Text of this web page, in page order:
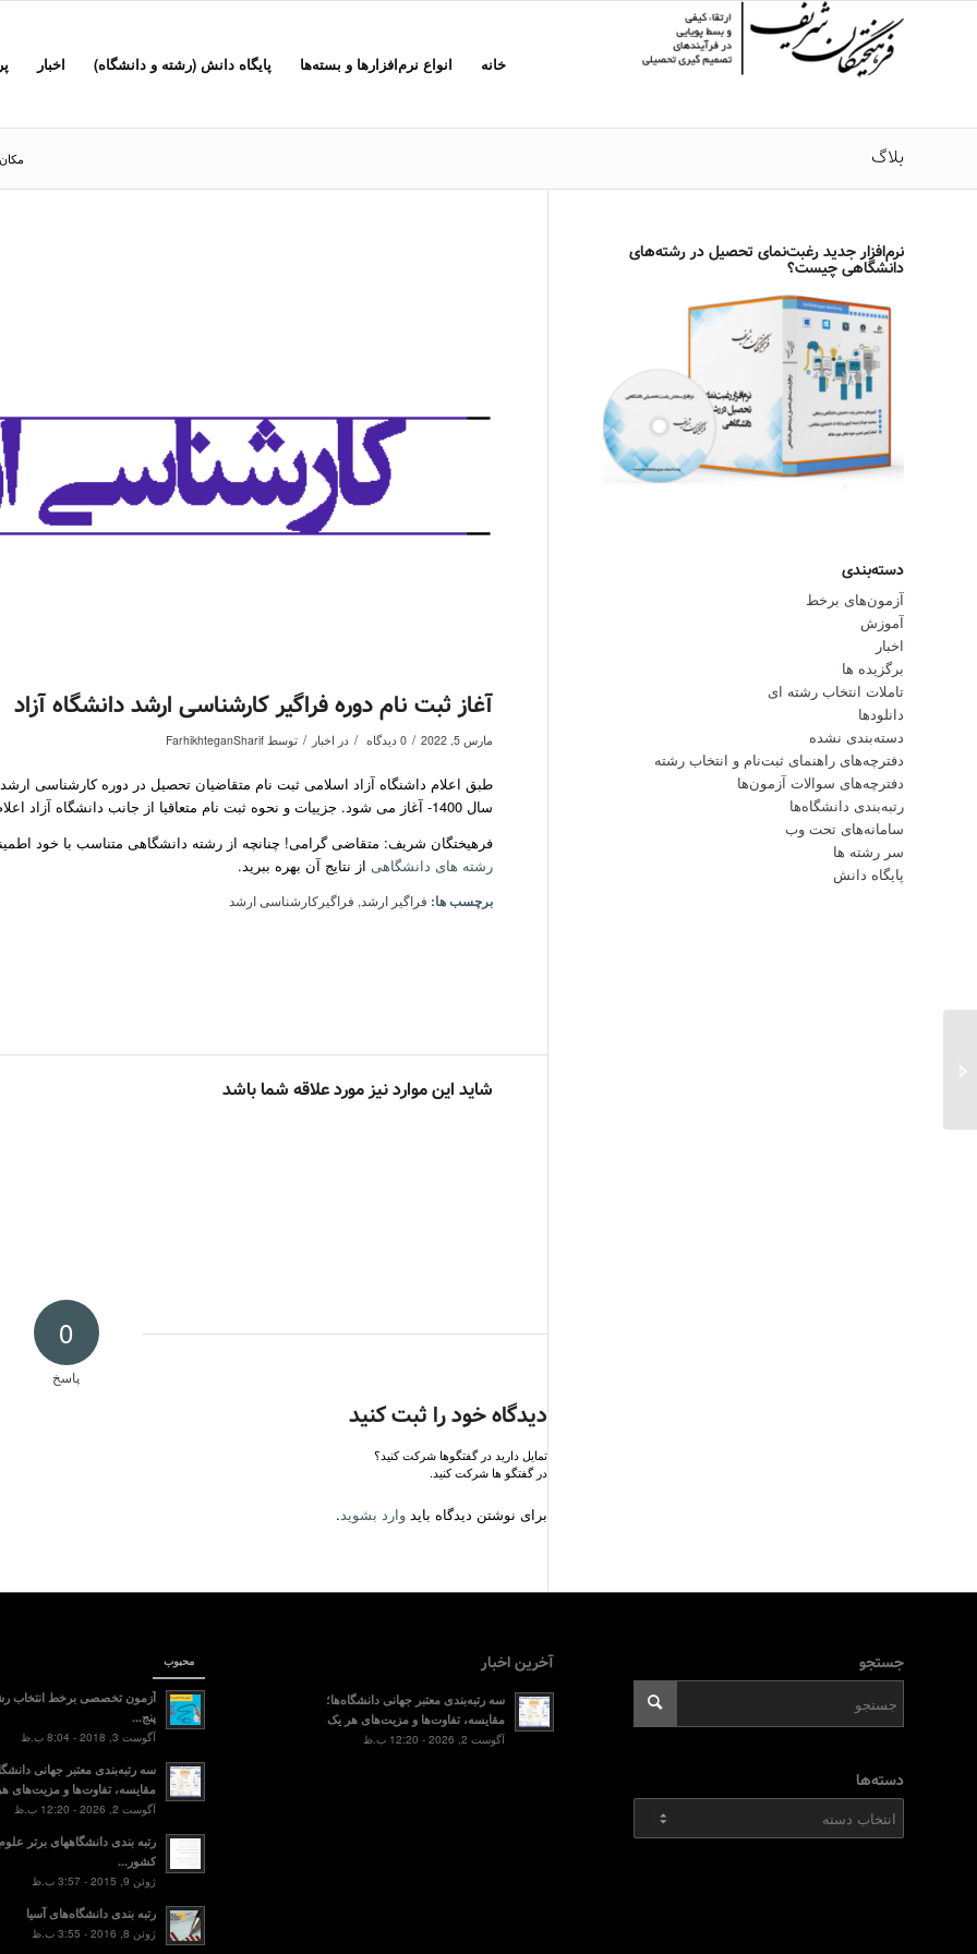
خانه انواع نرم‌افزارها و بسته‌ها پایگاه دانش (رشته و دانشگاه) اخبار
بلاگ
آغاز ثبت نام دوره فراگیر کارشناسی ارشد دانشگاه آزاد
مارس 5, 2022 / 0 دیدگاه / در اخبار / توسط FarhikhteganSharif
طبق اعلام داشنگاه آزاد اسلامی ثبت نام متقاضیان تحصیل در دوره کارشناسی
سال 1400- آغاز می شود. جزییات و نحوه ثبت نام متعاقیا از جانب دانشگاه آزاد اعلام خواهد شد.
فرهیختگان شریف: متقاضی گرامی! چنانچه از رشته دانشگاهی متناسب با خود
رشته های دانشگاهی از نتایج آن بهره ببرید.
برچسب ها: فراگیر ارشد, فراگیرکارشناسی ارشد
شاید این موارد نیز مورد علاقه شما باشد
0
پاسخ
دیدگاه خود را ثبت کنید
تمایل دارید در گفتگوها شرکت کنید؟
در گفتگو ها شرکت کنید.
برای نوشتن دیدگاه باید وارد بشوید.
نرم‌افزار جدید رغبت‌نمای تحصیل در رشته‌های
دانشگاهی چیست؟
دسته‌بندی
آزمون‌های برخط
آموزش
اخبار
برگزیده ها
تاملات انتخاب رشته ای
دانلودها
دسته‌بندی نشده
دفترچه‌های راهنمای ثبت‌نام و انتخاب رشته
دفترچه‌‌های سوالات آزمون‌ها
رتبه‌بندی دانشگاه‌ها
سامانه‌های تحت وب
سر رشته ها
پایگاه دانش
جستجو
دسته‌ها
آخرین اخبار
سه رتبه‌بندی معتبر جهانی دانشگاه‌ها؛
مقایسه، تفاوت‌ها و مزیت‌های هر یک
آگوست 2, 2026 - 12:20 ب.ظ
محبوب
آزمون تخصصی برخط انتخاب
پنج...
آگوست 3, 2018 - 8:04 ب.ظ
سه رتبه‌بندی معتبر جهانی
مقایسه، تفاوت‌ها و مزیت‌های
آگوست 2, 2026 - 12:20 ب.ظ
رتبه بندی دانشگاههای برتر
کشور...
ژوئن 9, 2015 - 3:57 ب.ظ
رتبه بندی دانشگاه‌های آسیا
ژوئن 8, 2016 - 3:55 ب.ظ